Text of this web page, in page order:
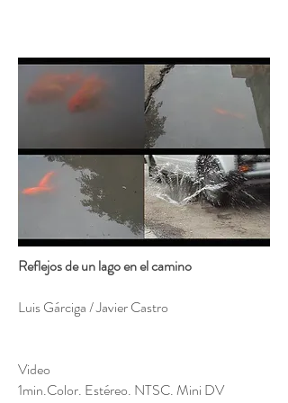
Reflejos de un lago en el camino
Luis Gárciga / Javier Castro
Video
1min.Color. Estéreo. NTSC. Mini DV